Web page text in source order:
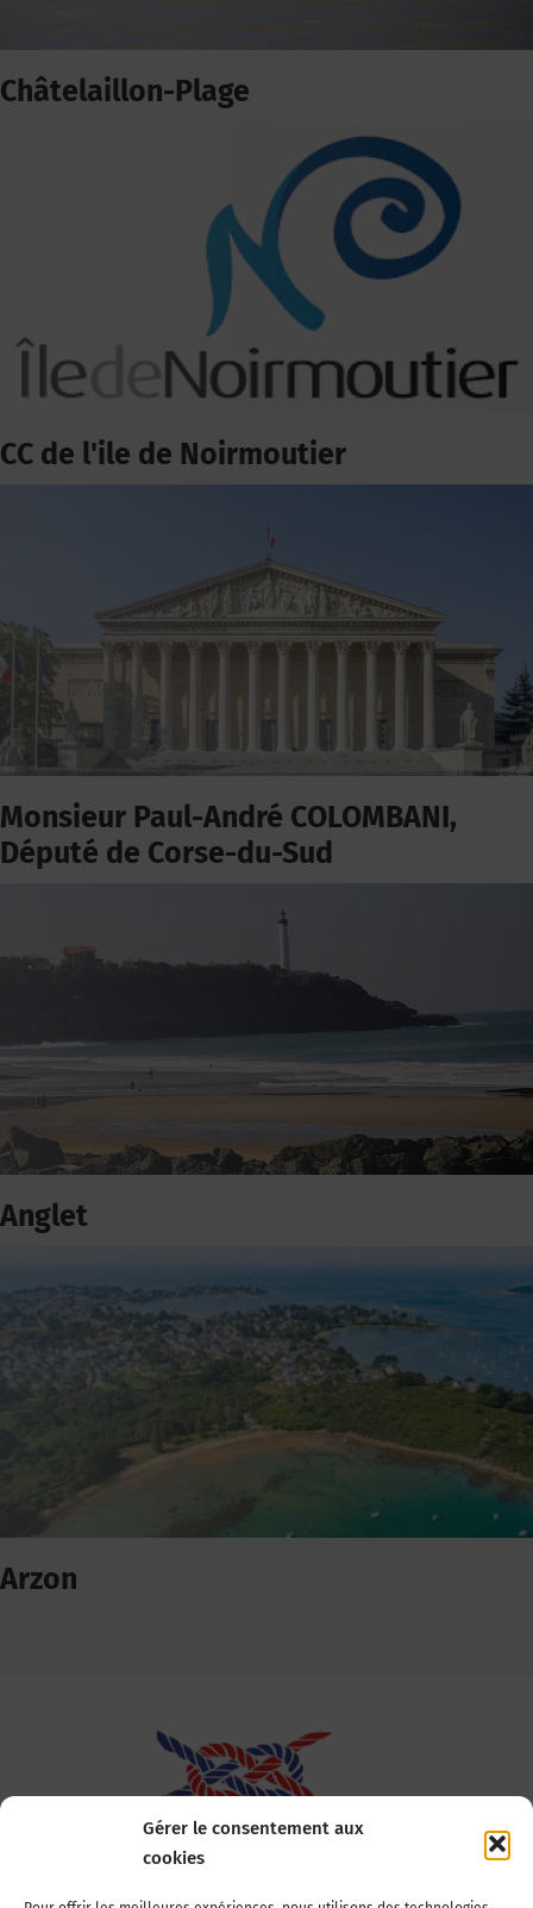
Gérer le consentement aux
cookies
Châtelaillon-Plage
CC de l'ile de Noirmoutier
Monsieur Paul-André COLOMBANI,
Député de Corse-du-Sud
Anglet
Arzon